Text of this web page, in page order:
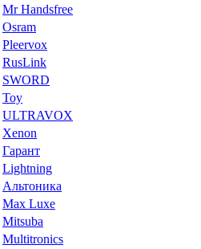
Mr Handsfree
Osram
Pleervox
RusLink
SWORD
Toy
ULTRAVOX
Xenon
Гарант
Lightning
Альтоника
Max Luxe
Mitsuba
Multitronics